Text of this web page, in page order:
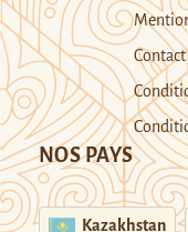
Contact
NOS PAYS
Kazakhstan